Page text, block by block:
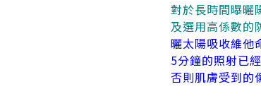
對於長時間曝曬
及選用高係數的
曬太陽吸收維他
5分鐘的照射已
否則肌膚受到的